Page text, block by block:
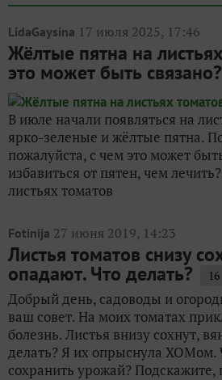
LidaGaysina 17 июля 2025, 17:46
Жёлтые пятна на
это может быть связано?
В июле начали появляться на
ярко-зеленые и жёлтые пятна.
пожалуйста, с чем это может
избавиться от пятен, чем
листьях томатов
Fotinija 27 июня 2019, 14:23
Листья томатов снизу
опадают. Что делать? 16
Добрый день, садоводы и
ваш совет. На моих томатах
болезнь. Листья внизу сохнут,
делать? Я их опрыснула ХОМом.
сохранить урожай? Подскажите,